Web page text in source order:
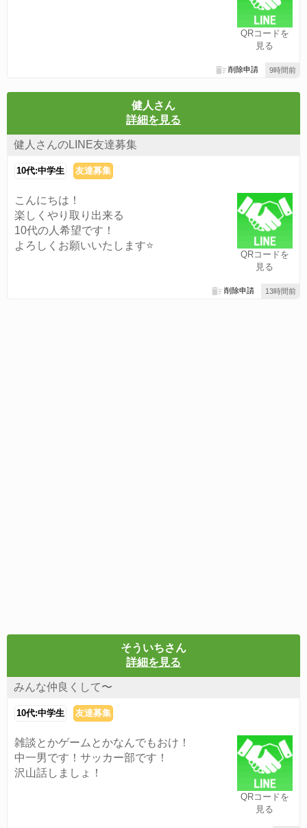
QRコードを
見る
9時間前
削除申請
健人さん
詳細を見る
健人さんのLINE友達募集
10代:中学生 友達募集
QRコードを
見る
こんにちは！
楽しくやり取り出来る
10代の人希望です！
よろしくお願いいたします⭐️
13時間前
削除申請
そういちさん
詳細を見る
みんな仲良くして〜
10代:中学生 友達募集
QRコードを
見る
雑談とかゲームとかなんでもおけ！
中一男です！サッカー部です！
沢山話しましょ！